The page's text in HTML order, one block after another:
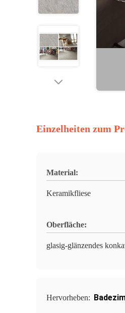
Einzelheiten zum
Material:
Keramikfliese
Oberfläche:
glasig-glänzendes
Hervorheben: